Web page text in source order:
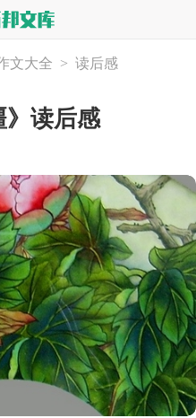
文大全 > 读后感
》读后感